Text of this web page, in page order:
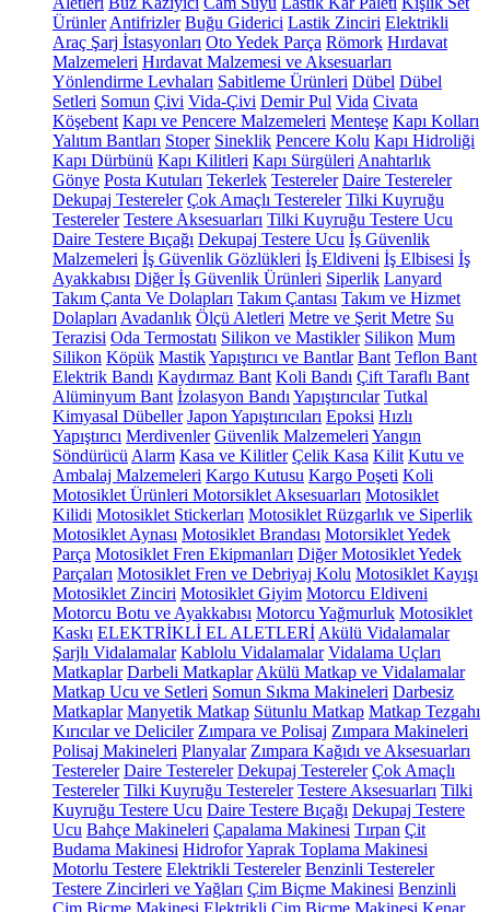
Ürünler Antifrizler Buğu Giderici Lastik Zinciri Elektrikli
Araç Şarj İstasyonları Oto Yedek Parça Römork Hırdavat
Malzemeleri Hırdavat Malzemesi ve Aksesuarları
Yönlendirme Levhaları Sabitleme Ürünleri Dübel Dübel
Setleri Somun Çivi Vida-Çivi Demir Pul Vida Civata
Köşebent Kapı ve Pencere Malzemeleri Menteşe Kapı Kolları
Yalıtım Bantları Stoper Sineklik Pencere Kolu Kapı Hidroliği
Kapı Dürbünü Kapı Kilitleri Kapı Sürgüleri Anahtarlık
Gönye Posta Kutuları Tekerlek Testereler Daire Testereler
Dekupaj Testereler Çok Amaçlı Testereler Tilki Kuyruğu
Testereler Testere Aksesuarları Tilki Kuyruğu Testere Ucu
Daire Testere Bıçağı Dekupaj Testere Ucu İş Güvenlik
Malzemeleri İş Güvenlik Gözlükleri İş Eldiveni İş Elbisesi İş
Ayakkabısı Diğer İş Güvenlik Ürünleri Siperlik Lanyard
Takım Çanta Ve Dolapları Takım Çantası Takım ve Hizmet
Dolapları Avadanlık Ölçü Aletleri Metre ve Şerit Metre Su
Terazisi Oda Termostatı Silikon ve Mastikler Silikon Mum
Silikon Köpük MastikYapıştırıcı ve Bantlar Bant Teflon Bant
Elektrik Bandı Kaydırmaz Bant Koli Bandı Çift Taraflı Bant
Alüminyum Bant İzolasyon Bandı Yapıştırıcılar Tutkal
Kimyasal Dübeller Japon Yapıştırıcıları Epoksi Hızlı
Yapıştırıcı Merdivenler Güvenlik Malzemeleri Yangın
Söndürücü Alarm Kasa ve Kilitler Çelik Kasa Kilit Kutu ve
Ambalaj Malzemeleri Kargo Kutusu Kargo Poşeti Koli
Motosiklet Ürünleri Motorsiklet Aksesuarları Motosiklet
Kilidi Motosiklet Stickerları Motosiklet Rüzgarlık ve Siperlik
Motosiklet Aynası Motosiklet Brandası Motorsiklet Yedek
Parça Motosiklet Fren Ekipmanları Diğer Motosiklet Yedek
Parçaları Motosiklet Fren ve Debriyaj Kolu Motosiklet Kayışı
Motosiklet Zinciri Motosiklet Giyim Motorcu Eldiveni
Motorcu Botu ve Ayakkabısı Motorcu Yağmurluk Motosiklet
Kaskı ELEKTRİKLİ EL ALETLERİ Akülü Vidalamalar
Şarjlı Vidalamalar Kablolu Vidalamalar Vidalama Uçları
Matkaplar Darbeli Matkaplar Akülü Matkap ve Vidalamalar
Matkap Ucu ve Setleri Somun Sıkma Makineleri Darbesiz
Matkaplar Manyetik Matkap Sütunlu Matkap Matkap Tezgahı
Kırıcılar ve Deliciler Zımpara ve Polisaj Zımpara Makineleri
Polisaj Makineleri Planyalar Zımpara Kağıdı ve Aksesuarları
Testereler Daire Testereler Dekupaj Testereler Çok Amaçlı
Testereler Tilki Kuyruğu Testereler Testere Aksesuarları Tilki
Kuyruğu Testere Ucu Daire Testere Bıçağı Dekupaj Testere
Ucu Bahçe Makineleri Çapalama Makinesi Tırpan Çit
Budama Makinesi HidroforYaprak Toplama Makinesi
Motorlu Testere Elektrikli Testereler Benzinli Testereler
Testere Zincirleri ve Yağları Çim Biçme Makinesi Benzinli
Çim Biçme Makinesi Elektrikli Çim Biçme Makinesi Kenar